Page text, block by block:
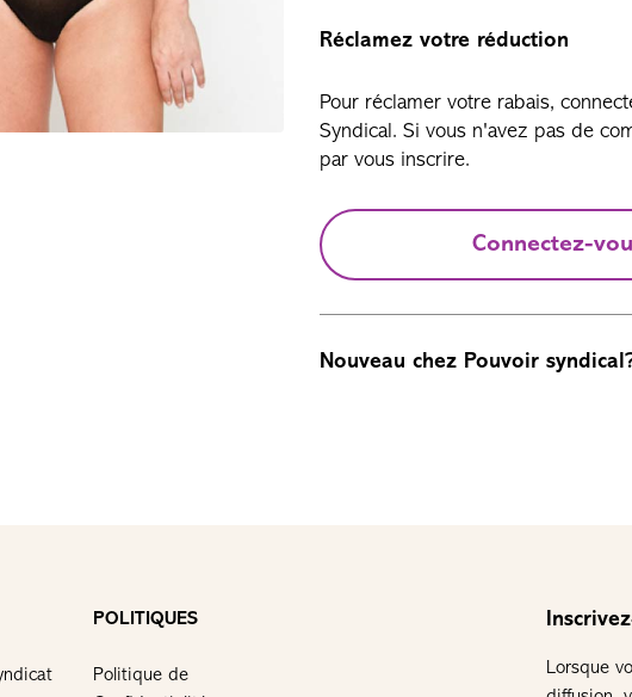
Réclamez votre réduction
Pour réclamer votre rabais,
Syndical. Si vous n'avez pas de
par vous inscrire.
Connectez-
Nouveau chez Pouvoir
POLITIQUES
Politique de
Lorsque